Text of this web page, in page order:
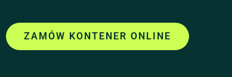
ZAMÓW KONTENER ONLINE